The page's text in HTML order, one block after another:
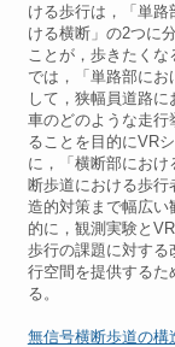
ける歩行は，「単
ける横断」の2つに
ことが，歩きたく
では，「単路部にお
して，狭幅員道路
車のどのような走行
ることを目的にVR
に，「横断部にお
断歩道における歩
造的対策まで幅広い
的に，観測実験と
歩行の課題に対する
行空間を提供するた
る。
無信号横断歩道の構